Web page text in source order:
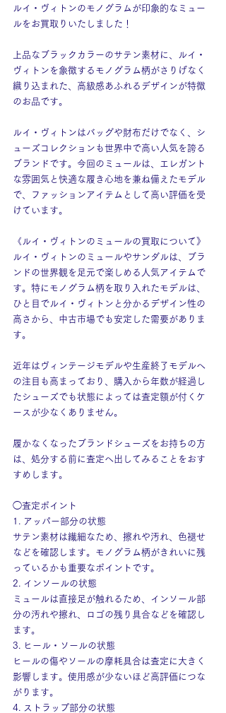
ルイ・ヴィトンのモノグラムが印象的なミュー
ルをお買取りいたしました！
上品なブラックカラーのサテン素材に、ルイ・
ヴィトンを象徴するモノグラム柄がさりげなく
織り込まれた、高級感あふれるデザインが特徴
のお品です。
ルイ・ヴィトンはバッグや財布だけでなく、シ
ューズコレクションも世界中で高い人気を誇る
ブランドです。今回のミュールは、エレガント
な雰囲気と快適な履き心地を兼ね備えたモデル
で、ファッションアイテムとして高い評価を受
けています。
《ルイ・ヴィトンのミュールの買取について》
ルイ・ヴィトンのミュールやサンダルは、ブラ
ンドの世界観を足元で楽しめる人気アイテムで
す。特にモノグラム柄を取り入れたモデルは、
ひと目でルイ・ヴィトンと分かるデザイン性の
高さから、中古市場でも安定した需要がありま
す。
近年はヴィンテージモデルや生産終了モデルへ
の注目も高まっており、購入から年数が経過し
たシューズでも状態によっては査定額が付くケ
ースが少なくありません。
履かなくなったブランドシューズをお持ちの方
は、処分する前に査定へ出してみることをおす
すめします。
◯査定ポイント
1. アッパー部分の状態
サテン素材は繊細なため、擦れや汚れ、色褪せ
などを確認します。モノグラム柄がきれいに残
っているかも重要なポイントです。
2. インソールの状態
ミュールは直接足が触れるため、インソール部
分の汚れや擦れ、ロゴの残り具合などを確認し
ます。
3. ヒール・ソールの状態
ヒールの傷やソールの摩耗具合は査定に大きく
影響します。使用感が少ないほど高評価につな
がります。
4. ストラップ部分の状態